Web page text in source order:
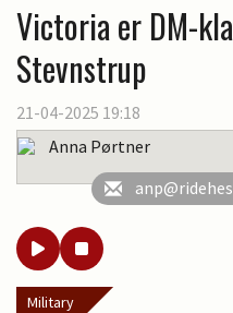
Victoria er DM-
Stevnstrup
21-04-2025 19:18
Anna Pørtner
Military